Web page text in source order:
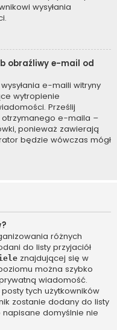
wysyłania
obraźliwy e-mail od
e-maili witryny
wytropienie
Prześlij
otrzymanego e-maila –
ponieważ zawierają
będzie wówczas mógł
różnych
do listy przyjaciół
znajdującej się w
można szybko
wiadomość.
tych użytkowników
zostanie dodany do listy
domyślnie nie